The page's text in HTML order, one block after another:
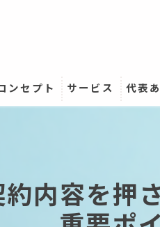
ンセプト サービス 代表
内容を押